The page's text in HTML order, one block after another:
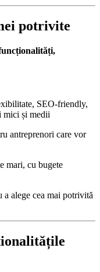
potrivite
SEO-friendly,
mici și medii
antreprenori care vor
mari, cu bugete
alege cea mai potrivită